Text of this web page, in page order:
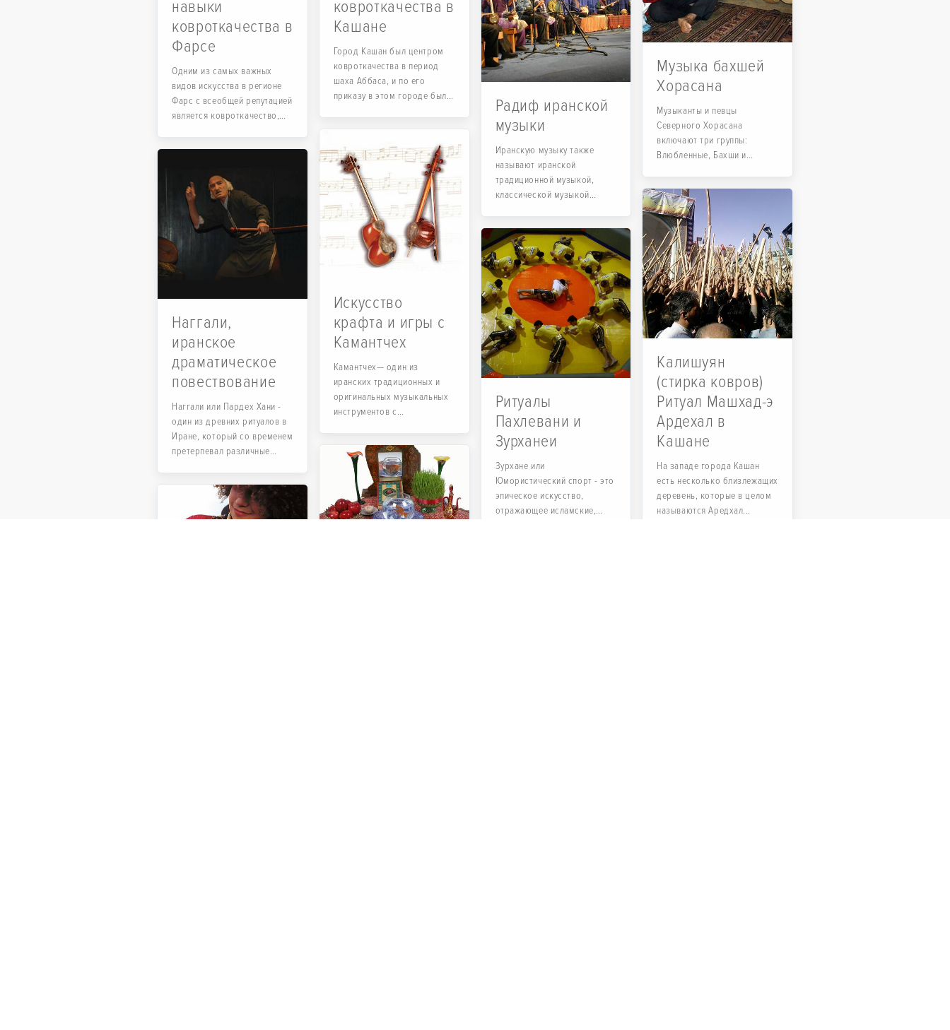
навыки
ковроткачества в
Фарсе
Одним из самых важных
видов искусства в регионе
Фарс с всеобщей репутацией
является ковроткачество,
ковроткачества в
Кашане
Город Кашан был центром
ковроткачества в период
шаха Аббаса, и по его
приказу в этом городе было
Радиф иранской
музыки
Иранскую музыку также
называют иранской
традиционной музыкой,
классической музыкой
Ирана.
Музыка бахшей
Хорасана
Музыканты и певцы
Северного Хорасана
включают три группы:
Влюбленные, Бахши и
каманче, дотар...
Наггали,
иранское
драматическое
повествование
Наггали или Пардex Хани -
один из древних ритуалов в
Иране, который со временем
претерпевал различные
Искусство
крафта и игры с
Камантчех
Камантчех— один из
иранских традиционных и
оригинальных музыкальных
инструментов с
Ритуалы
Пахлевани и
Зурханеи
Зурхане или
Юмористический спорт - это
эпическое искусство,
отражающее исламские,
Калишуян
(стирка ковров)
Ритуал Машхад-э
Ардехал в
Кашане
На западе города Кашан
есть несколько близлежащих
деревень, которые в целом
называются Аредхал...